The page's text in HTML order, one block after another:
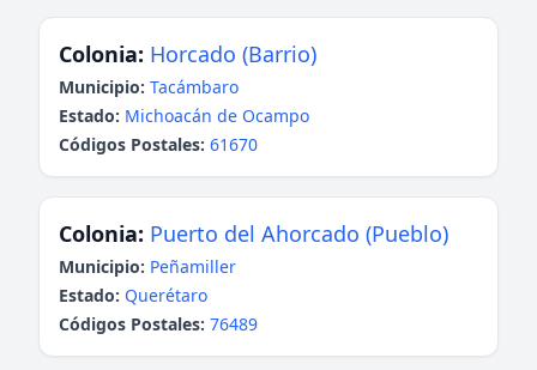
Colonia: Horcado (Barrio)
Municipio: Tacámbaro
Estado: Michoacán de Ocampo
Códigos Postales: 61670
Colonia: Puerto del Ahorcado (Pueblo)
Municipio: Peñamiller
Estado: Querétaro
Códigos Postales: 76489